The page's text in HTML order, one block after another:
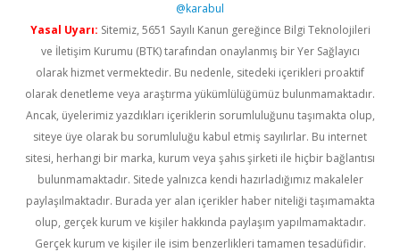
@karabul
Yasal Uyarı: Sitemiz, 5651 Sayılı Kanun gereğince Bilgi Teknolojileri
ve İletişim Kurumu (BTK) tarafından onaylanmış bir Yer Sağlayıcı
olarak hizmet vermektedir. Bu nedenle, sitedeki içerikleri proaktif
olarak denetleme veya araştırma yükümlülüğümüz bulunmamaktadır.
Ancak, üyelerimiz yazdıkları içeriklerin sorumluluğunu taşımakta olup,
siteye üye olarak bu sorumluluğu kabul etmiş sayılırlar. Bu internet
sitesi, herhangi bir marka, kurum veya şahıs şirketi ile hiçbir bağlantısı
bulunmamaktadır. Sitede yalnızca kendi hazırladığımız makaleler
paylaşılmaktadır. Burada yer alan içerikler haber niteliği taşımamakta
olup, gerçek kurum ve kişiler hakkında paylaşım yapılmamaktadır.
Gerçek kurum ve kişiler ile isim benzerlikleri tamamen tesadüfidir.